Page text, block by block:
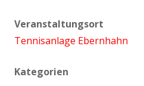
Veranstaltungsort
Tennisanlage Ebernhahn
Kategorien